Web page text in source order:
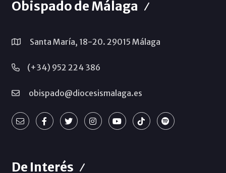
Obispado de Málaga
Santa María, 18-20. 29015 Málaga
(+34) 952 224 386
obispado@diocesismalaga.es
De Interés